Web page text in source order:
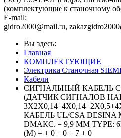
(комплектующие к станочному
E-mail:
,
Вы здесь:
Главная
КОМПЛЕКТУЮЩИЕ
Электрика Станочная
Кабели
СИГНАЛЬНЫЙ КАБЕЛЬ
(ДАТЧИК СИГНАЛОВ
КАБЕЛЬ UL/CSA DESINA
DMAКС. = 9,9 ММ TYPE:
(M) = + 0 + 0 + 7 + 0